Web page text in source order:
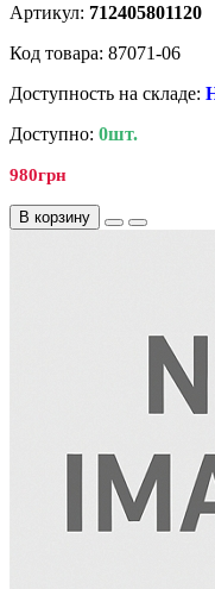
Артикул: 712405801120
Код товара: 87071-06
Доступность на складе:
Доступно: 0шт.
980грн
В корзину